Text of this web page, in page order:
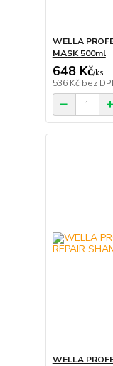
WELLA
MASK 500ml
648 Kč/ks
536 Kč bez
WELLA